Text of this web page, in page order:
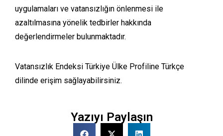
uygulamaları ve vatansızlığın önlenmesi ile
azaltılmasına yönelik tedbirler hakkında
değerlendirmeler bulunmaktadır.
Vatansızlık Endeksi Türkiye Ülke Profiline Türkçe
dilinde erişim sağlayabilirsiniz.
Yazıyı Paylaşın